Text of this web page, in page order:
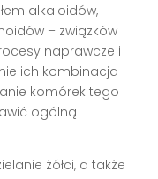
alkaloidów,
– związków
naprawcze i
ich kombinacja
komórek tego
ogólną
żółci, a także